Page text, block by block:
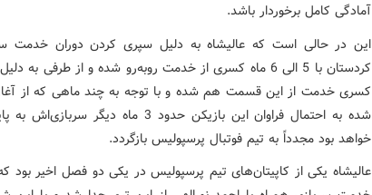
آمادگی کامل برخوردار باشد.
این در حالی است که عالیشاه به دلیل سپری کردن دوران خدمت
کردستان با 5 الی 6 ماه کسری از خدمت روبه‌رو شده و از
کسری خدمت از این قسمت هم شده و با توجه به چند ماهی که از
شده به احتمال فراوان این بازیکن حدود 3
خواهد بود مجدداً به تیم فوتبال پرسپولیس بازگردد.
عالیشاه یکی از کاپیتان‌های تیم پرسپولیس در یکی دو فصل اخیر بود